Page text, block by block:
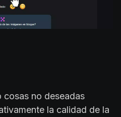
cosas no deseadas
la calidad de la